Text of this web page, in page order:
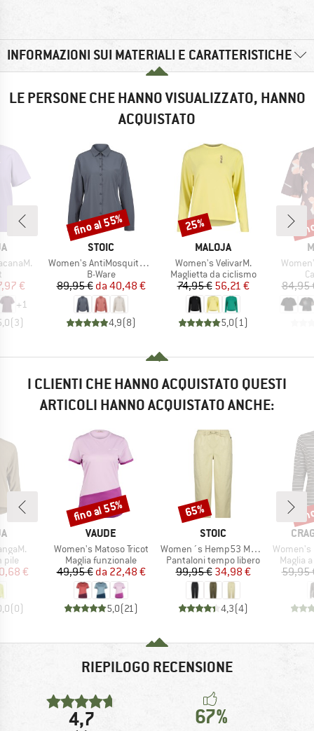
INFORMAZIONI SUI MATERIALI E CARATTERISTICHE
LE PERSONE CHE HANNO VISUALIZZATO, HANNO
ACQUISTATO
di prodotti
ridotto
€
+1
(3)
MARCHIO
STOIC
Articolo
Women's AntiMosquito ByskeSt. Shirt L/S
Gruppo di prodotti
B-Ware
Prezzo
89,95 € Prezzo ridotto
da 40,48 €
4,9(8)
Sconto
fino al 55%
MARCHIO
MALOJA
Articolo
Women's VelivarM.
Gruppo di prodotti
Maglietta da ciclismo
Prezzo
74,95 €Prezzo ridotto
56,21 €
5,0( 1)
Sconto
25%
Articolo
84,95
I CLIENTI CHE HANNO ACQUISTATO QUESTI
ARTICOLI HANNO ACQUISTATO ANCHE:
pile
ridotto
€
(0)
MARCHIO
VAUDE
Articolo
Women's Matoso Tricot
Gruppo di prodotti
Maglia funzionale
Prezzo
49,95 € Prezzo ridotto
da 22,48 €
5,0(21 )
Sconto
fino al 55%
MARCHIO
STOIC
Articolo
Women´s Hemp53 MMXX. Pants
Gruppo di prodotti
Pantaloni tempo libero
Prezzo
99,95 €Prezzo ridotto
34,98 €
4,3(4)
Sconto
65%
Articolo
Women's
Maglia
59,95
RIEPILOGO RECENSIONE
4,7 67%